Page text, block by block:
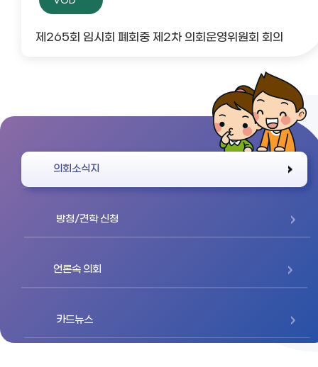
제265회 임시회 폐회중 제2차 의회운영위원회 회의
의회소식지
방청/견학 신청
언론속 의회
카드뉴스